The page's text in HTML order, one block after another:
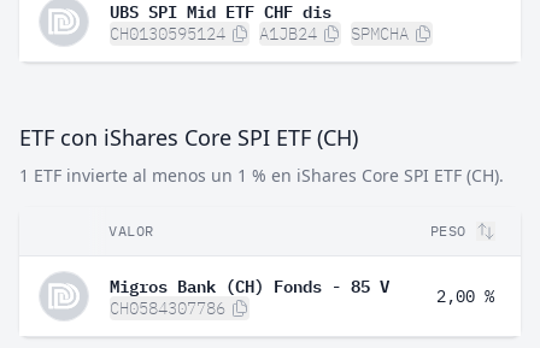
UBS SPI Mid ETF CHF dis
CH0130595124 A1JB24 SPMCHA
ETF con iShares Core SPI ETF (CH)
1 ETF invierte al menos un 1 % en iShares Core SPI ETF (CH).
VALOR PESO
Migros Bank (CH) Fonds - 85 V
CH0584307786
2,00 %